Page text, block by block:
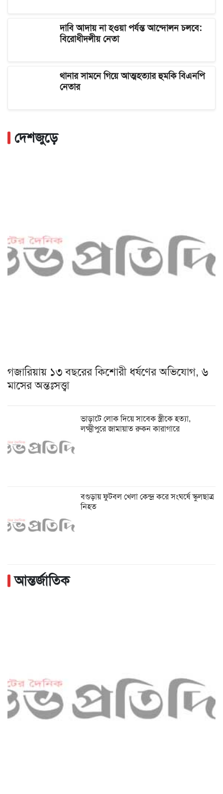
দাবি আদায় না হওয়া পর্যন্ত আন্দোলন চলবে:
বিরোধীদলীয় নেতা
থানার সামনে গিয়ে আত্মহত্যার হুমকি বিএনপি
নেতার
দেশজুড়ে
গজারিয়ায় ১৩ বছরের কিশোরী ধর্ষণের অভিযোগ, ৬
মাসের অন্তঃসত্ত্বা
ভাড়াটে লোক দিয়ে সাবেক স্ত্রীকে হত্যা,
লক্ষ্মীপুরে জামায়াত রুকন কারাগারে
বগুড়ায় ফুটবল খেলা কেন্দ্র করে সংঘর্ষে স্কুলছাত্র
নিহত
আন্তর্জাতিক